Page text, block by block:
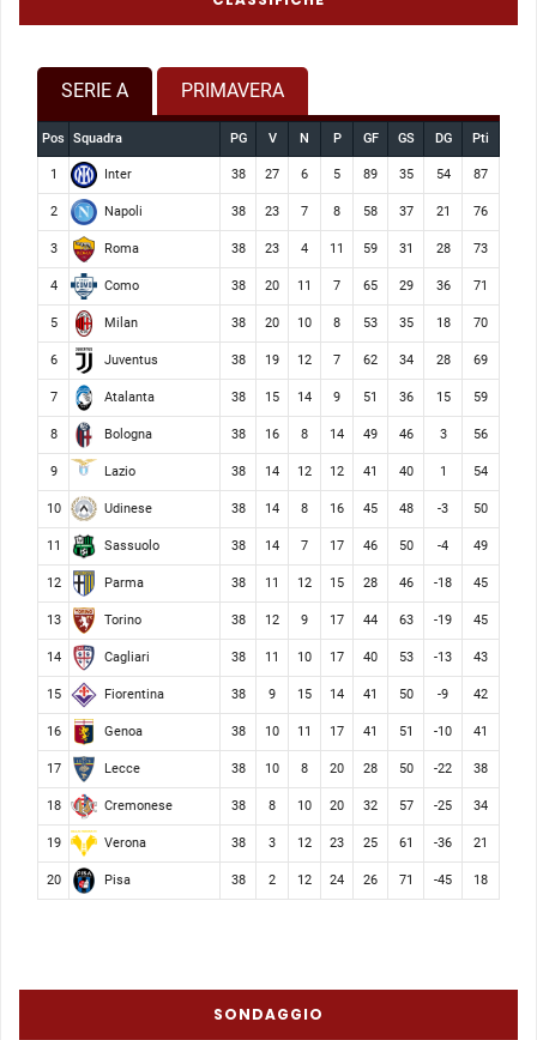
SERIE A PRIMAVERA
Pos Squadra PG V N P GF GS DG Pti
1 Inter 38 27 6 5 89 35 54 87
2 Napoli 38 23 7 8 58 37 21 76
3 Roma 38 23 4 11 59 31 28 73
4 Como 38 20 11 7 65 29 36 71
5 Milan 38 20 10 8 53 35 18 70
6 Juventus 38 19 12 7 62 34 28 69
7 Atalanta 38 15 14 9 51 36 15 59
8 Bologna 38 16 8 14 49 46 3 56
9 Lazio 38 14 12 12 41 40 1 54
10 Udinese 38 14 8 16 45 48 -3 50
11 Sassuolo 38 14 7 17 46 50 -4 49
12 Parma 38 11 12 15 28 46 -18 45
13 Torino 38 12 9 17 44 63 -19 45
14 Cagliari 38 11 10 17 40 53 -13 43
15 Fiorentina 38 9 15 14 41 50 -9 42
16 Genoa 38 10 11 17 41 51 -10 41
17 Lecce 38 10 8 20 28 50 -22 38
18 Cremonese 38 8 10 20 32 57 -25 34
19 Verona 38 3 12 23 25 61 -36 21
20 Pisa 38 2 12 24 26 71 -45 18
SONDAGGIO